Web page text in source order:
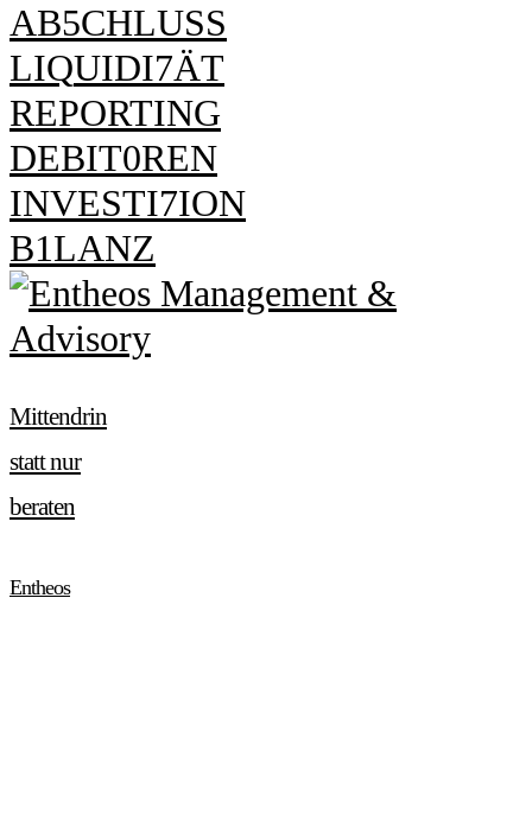
K4PITAL
LIQUIDI7ÄT
REPORTING
DEBIT0REN
INVESTI7ION
B1LANZ
Mittendrin
statt nur
beraten
Entheos